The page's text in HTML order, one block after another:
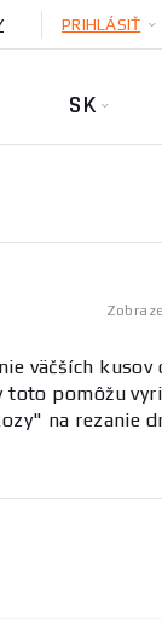
PRIHLÁSIŤ
SK
väčších kusov
pomôžu
na rezanie
a dosiek.
z ktorých